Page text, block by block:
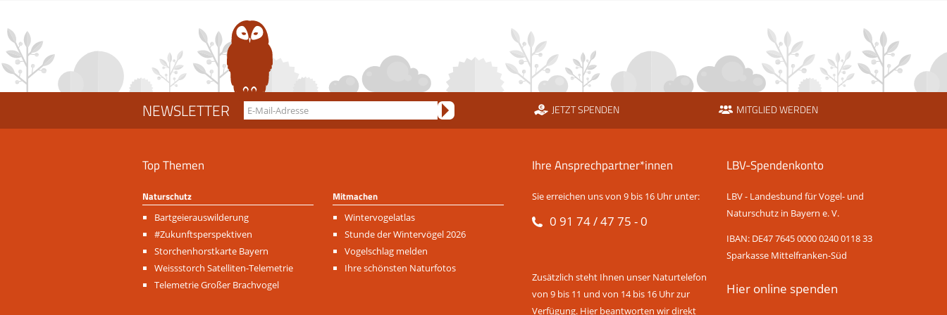
NEWSLETTER JETZT SPENDEN MITGLIED WERDEN
Top Themen
Naturschutz
Navigation
überspringen
Bartgeierauswilderung
#Zukunftsperspektiven
Storchenhorstkarte Bayern
Weissstorch Satelliten-Telemetrie
Telemetrie Großer Brachvogel
Mitmachen
Navigation
überspringen
Wintervogelatlas
Stunde der Wintervögel 2026
Vogelschlag melden
Ihre schönsten Naturfotos
Ihre Ansprechpartner*innen
Sie erreichen uns von 9 bis 16 Uhr unter:
0 91 74 / 47 75 - 0
Zusätzlich steht Ihnen unser Naturtelefon
von 9 bis 11 und von 14 bis 16 Uhr zur
Verfügung. Hier beantworten wir direkt
LBV-Spendenkonto
LBV - Landesbund für Vogel- und
Naturschutz in Bayern e. V.
IBAN: DE47 7645 0000 0240 0118 33
Sparkasse Mittelfranken-Süd
Hier online spenden